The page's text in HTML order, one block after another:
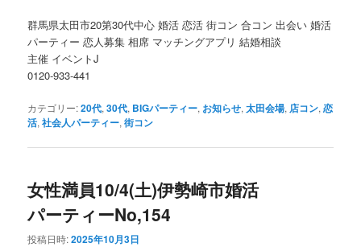
群馬県太田市20第30代中心 婚活 恋活 街コン 合コン 出会い 婚活
パーティー 恋人募集 相席 マッチングアプリ 結婚相談
主催 イベントJ
0120-933-441
カテゴリー:20代,30代, BIGパーティー, お知らせ,太田会場, 店コン,恋
活,社会人パーティー,街コン
女性満員10/4(土)伊勢崎市婚活
パーティーNo,154
投稿日時:2025年10月3日